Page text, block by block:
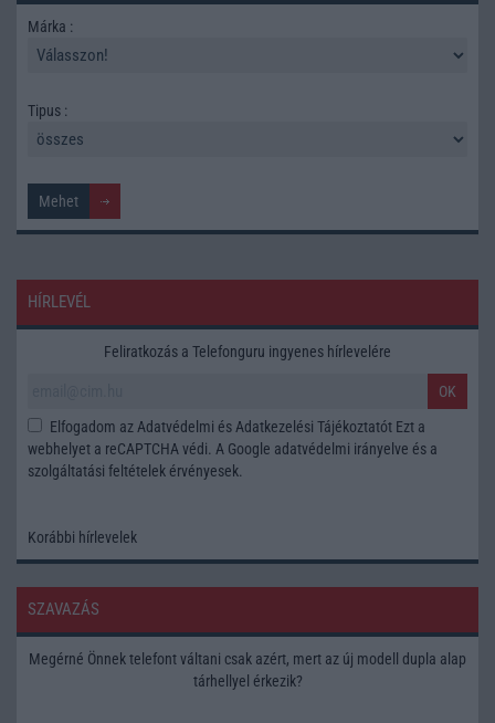
Márka :
Tipus :
HÍRLEVÉL
Feliratkozás a Telefonguru ingyenes hírlevelére
OK
Elfogadom az Adatvédelmi és Adatkezelési Tájékoztatót Ezt a
webhelyet a reCAPTCHA védi. A Google adatvédelmi irányelve és a
szolgáltatási feltételek érvényesek.
Korábbi hírlevelek
SZAVAZÁS
Megérné Önnek telefont váltani csak azért, mert az új modell dupla alap
tárhellyel érkezik?